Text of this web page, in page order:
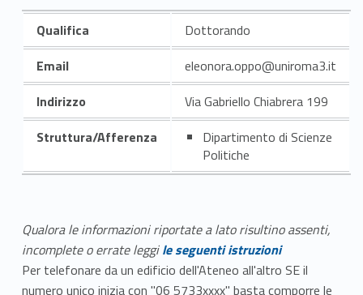
Qualifica
Dottorando
Email
eleonora.oppo@uniroma3.it
Indirizzo
Via Gabriello Chiabrera 199
Struttura/Afferenza
Dipartimento di Scienze
Politiche
Qualora le informazioni riportate a lato risultino assenti,
incomplete o errate leggile seguenti istruzioni
Per telefonare da un edificio dell'Ateneo all'altro SE il
numero unico inizia con "06 5733xxxx" basta comporre le